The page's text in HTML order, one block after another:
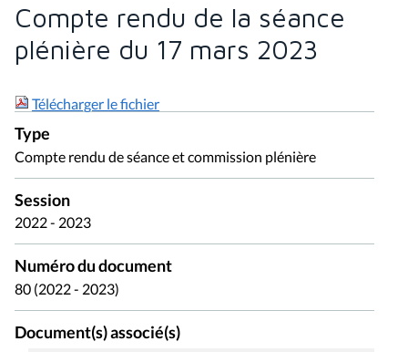
Compte rendu de la séance
plénière du 17 mars 2023
Télécharger le fichier
Type
Compte rendu de séance et commission plénière
Session
2022 - 2023
Numéro du document
80 (2022 - 2023)
Document(s) associé(s)